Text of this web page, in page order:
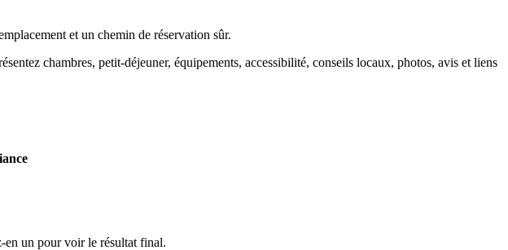
et un chemin de réservation sûr.
chambres, petit-déjeuner, équipements, accessibilité, conseils locaux, photos, avis et liens
en un pour voir le résultat final.